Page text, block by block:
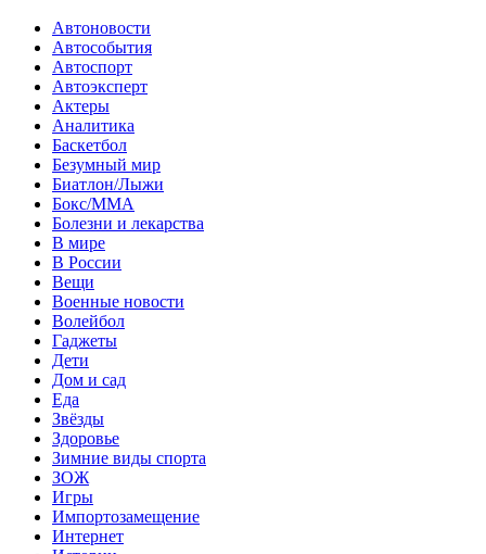
Автоновости
Автособытия
Автоспорт
Автоэксперт
Актеры
Аналитика
Баскетбол
Безумный мир
Биатлон/Лыжи
Бокс/MMA
Болезни и лекарства
В мире
В России
Вещи
Военные новости
Волейбол
Гаджеты
Дети
Дом и сад
Еда
Звёзды
Здоровье
Зимние виды спорта
ЗОЖ
Игры
Импортозамещение
Интернет